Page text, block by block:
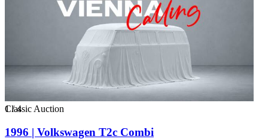
1/4
Classic Auction
1996 | Volkswagen T2c Combi